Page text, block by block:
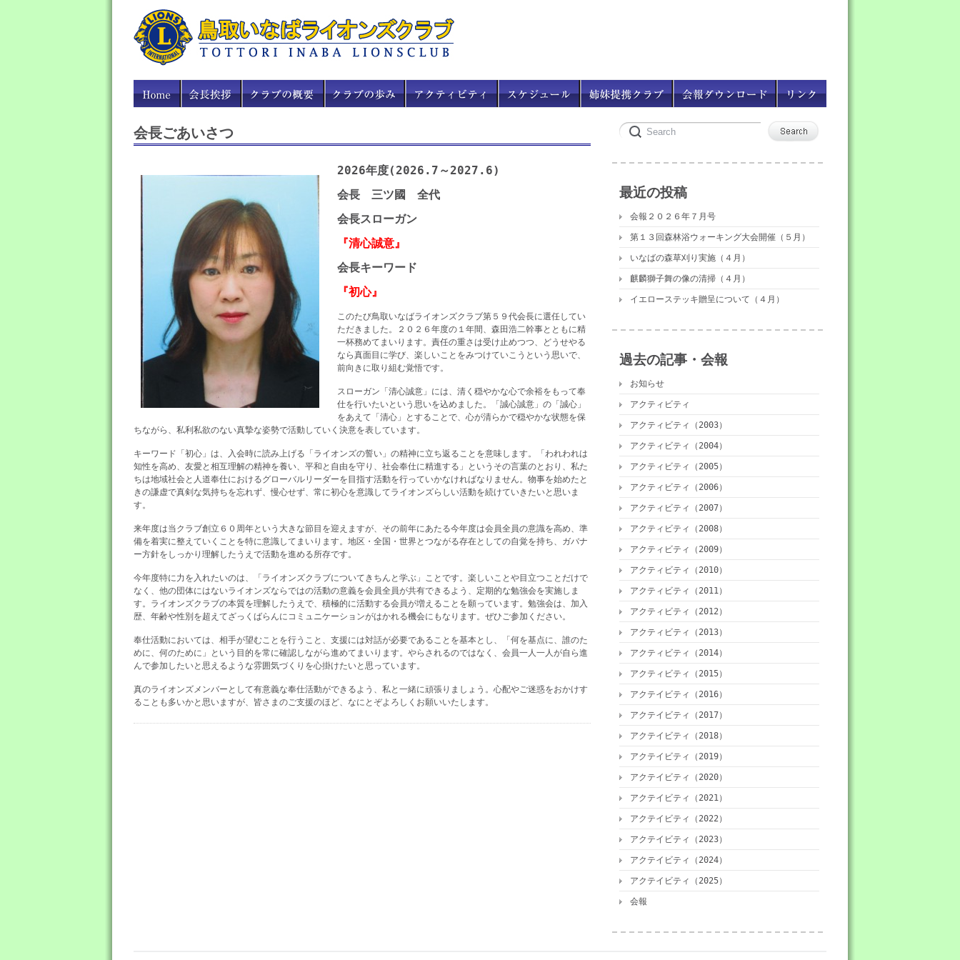
会長ごあいさつ
2026年度(2026.7～2027.6)
会長 三ツ國 全代
会長スローガン
『清心誠意』
会長キーワード
『初心』
このたび鳥取いなばライオンズクラブ第５９代会長に選任してい
ただきました。２０２６年度の１年間、森田浩二幹事とともに精
一杯務めてまいります。責任の重さは受け止めつつ、どうせやる
なら真面目に学び、楽しいことをみつけていこうという思いで、
前向きに取り組む覚悟です。
スローガン「清心誠意」には、清く穏やかな心で余裕をもって奉
仕を行いたいという思いを込めました。「誠心誠意」の「誠心」
をあえて「清心」とすることで、心が清らかで穏やかな状態を保
ちながら、私利私欲のない真摯な姿勢で活動していく決意を表しています。
キーワード「初心」は、入会時に読み上げる「ライオンズの誓い」の精神に立ち返ることを意味します。「われわれは
知性を高め、友愛と相互理解の精神を養い、平和と自由を守り、社会奉仕に精進する」というその言葉のとおり、私た
ちは地域社会と人道奉仕におけるグローバルリーダーを目指す活動を行っていかなければなりません。物事を始めたと
きの謙虚で真剣な気持ちを忘れず、慢心せず、常に初心を意識してライオンズらしい活動を続けていきたいと思いま
す。
来年度は当クラブ創立６０周年という大きな節目を迎えますが、その前年にあたる今年度は会員全員の意識を高め、準
備を着実に整えていくことを特に意識してまいります。地区・全国・世界とつながる存在としての自覚を持ち、ガバナ
ー方針をしっかり理解したうえで活動を進める所存です。
今年度特に力を入れたいのは、「ライオンズクラブについてきちんと学ぶ」ことです。楽しいことや目立つことだけで
なく、他の団体にはないライオンズならではの活動の意義を会員全員が共有できるよう、定期的な勉強会を実施しま
す。ライオンズクラブの本質を理解したうえで、積極的に活動する会員が増えることを願っています。勉強会は、加入
歴、年齢や性別を超えてざっくばらんにコミュニケーションがはかれる機会にもなります。ぜひご参加ください。
奉仕活動においては、相手が望むことを行うこと、支援には対話が必要であることを基本とし、「何を基点に、誰のた
めに、何のために」という目的を常に確認しながら進めてまいります。やらされるのではなく、会員一人一人が自ら進
んで参加したいと思えるような雰囲気づくりを心掛けたいと思っています。
真のライオンズメンバーとして有意義な奉仕活動ができるよう、私と一緒に頑張りましょう。心配やご迷惑をおかけす
ることも多いかと思いますが、皆さまのご支援のほど、なにとぞよろしくお願いいたします。
最近の投稿
会報２０２６年７月号
第１３回森林浴ウォーキング大会開催（５月）
いなばの森草刈り実施（４月）
麒麟獅子舞の像の清掃（４月）
イエローステッキ贈呈について（４月）
過去の記事・会報
お知らせ
アクティビティ
アクティビティ（2003）
アクティビティ（2004）
アクティビティ（2005）
アクティビティ（2006）
アクティビティ（2007）
アクティビティ（2008）
アクティビティ（2009）
アクティビティ（2010）
アクティビティ（2011）
アクティビティ（2012）
アクティビティ（2013）
アクティビティ（2014）
アクティビティ（2015）
アクテイビティ（2016）
アクテイビティ（2017）
アクテイビティ（2018）
アクテイビティ（2019）
アクテイビティ（2020）
アクテイビティ（2021）
アクテイビティ（2022）
アクテイビティ（2023）
アクテイビティ（2024）
アクテイビティ（2025）
会報